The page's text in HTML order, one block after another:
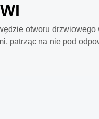
otworu
patrząc na nie pod